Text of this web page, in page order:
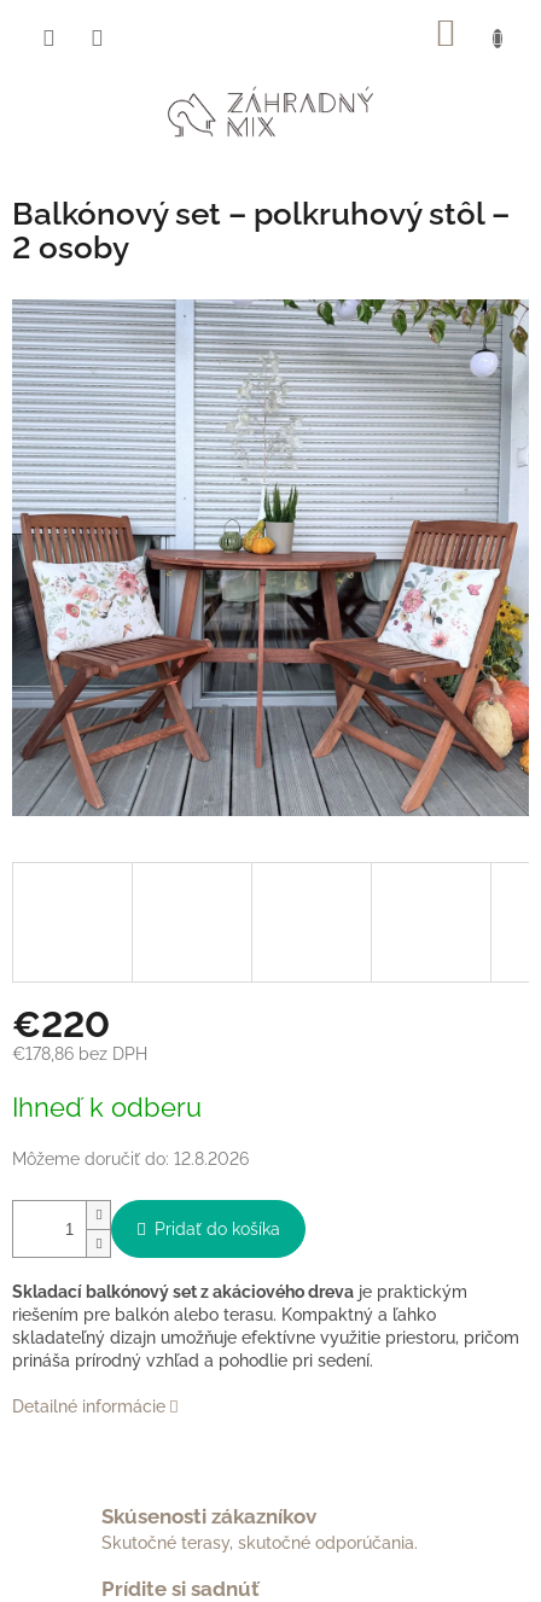
Balkónový set – polkruhový stôl –
2 osoby
€220
€178,86 bez DPH
cena:
Ihneď k odberu
Môžeme doručiť do: 12.8.2026
Pridať do košíka
Skladací balkónový set z akáciového dreva je praktickým
riešením pre balkón alebo terasu. Kompaktný a ľahko
skladateľný dizajn umožňuje efektívne využitie priestoru, pričom
prináša prírodný vzhľad a pohodlie pri sedení.
Detailné informácie
Skúsenosti zákazníkov
Skutočné terasy, skutočné odporúčania.
Prídite si sadnúť